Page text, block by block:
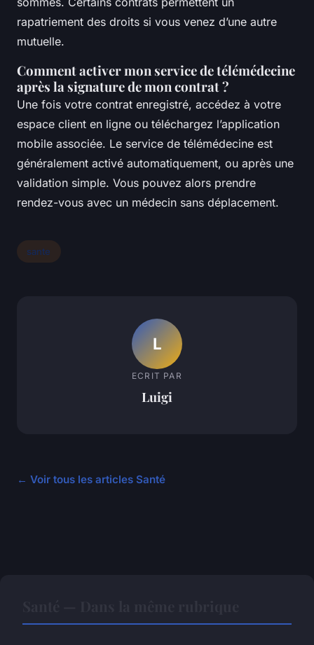
rapatriement des droits si vous venez d’une autre
mutuelle.
Comment activer mon service de télémédecine
après la signature de mon contrat ?
Une fois votre contrat enregistré, accédez à votre
espace client en ligne ou téléchargez l’application
mobile associée. Le service de télémédecine est
généralement activé automatiquement, ou après une
validation simple. Vous pouvez alors prendre
rendez-vous avec un médecin sans déplacement.
sante
L
ECRIT PAR
Luigi
← Voir tous les articles Santé